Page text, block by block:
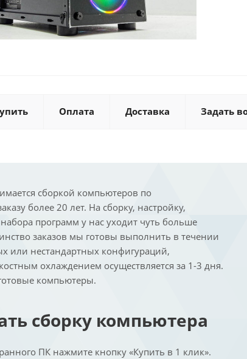
Оплата Доставка Задать
сборкой компьютеров по
более 20 лет. На сборку, настройку,
набора программ у нас уходит чуть больше
заказов мы готовы выполнить в течении
или нестандартных конфигураций,
охлаждением осуществляется за 1-3 дня.
компьютеры.
сборку компьютера
ПК нажмите кнопку «Купить в 1 клик».